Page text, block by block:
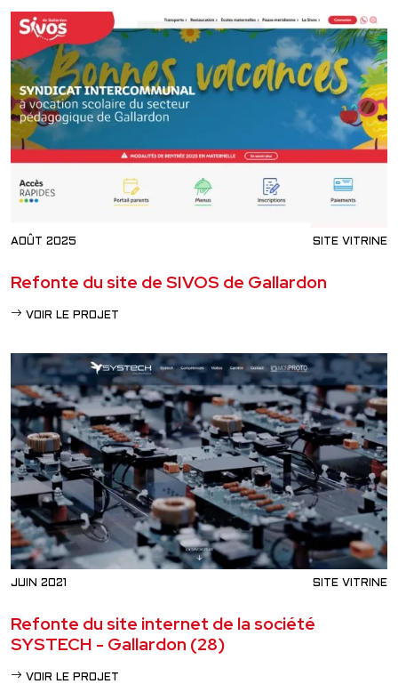
AOÛT 2025 SITE VITRINE
Refonte du site de SIVOS de Gallardon
VOIR LE PROJET
JUIN 2021 SITE VITRINE
Refonte du site internet de la société
SYSTECH - Gallardon (28)
VOIR LE PROJET